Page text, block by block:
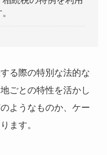
る際の特別な法的な
ごとの特性を活かし
ようなものか、ケー
ます。